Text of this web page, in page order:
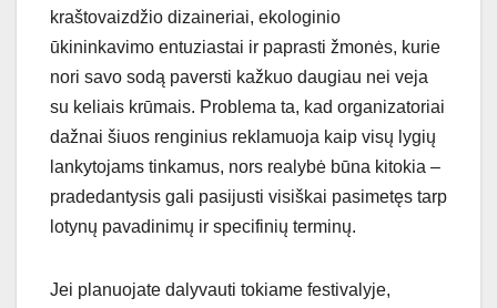
kraštovaizdžio dizaineriai, ekologinio
ūkininkavimo entuziastai ir paprasti žmonės, kurie
nori savo sodą paversti kažkuo daugiau nei veja
su keliais krūmais. Problema ta, kad organizatoriai
dažnai šiuos renginius reklamuoja kaip visų lygių
lankytojams tinkamus, nors realybė būna kitokia –
pradedantysis gali pasijusti visiškai pasimetęs tarp
lotynų pavadinimų ir specifinių terminų.
Jei planuojate dalyvauti tokiame festivalyje,